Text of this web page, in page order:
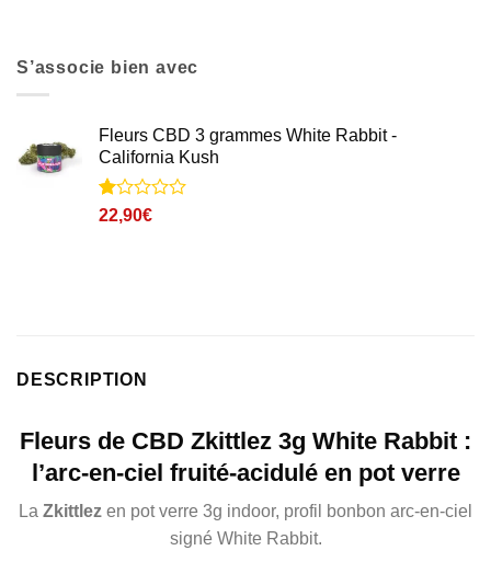
S’associe bien avec
Fleurs CBD 3 grammes White Rabbit -
California Kush
Noté
1
22,90€
DESCRIPTION
Fleurs de CBD Zkittlez 3g White Rabbit :
l’arc-en-ciel fruité-acidulé en pot verre
La Zkittlez en pot verre 3g indoor, profil bonbon arc-en-ciel
signé White Rabbit.